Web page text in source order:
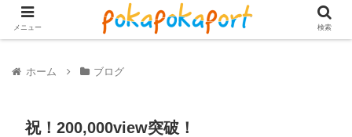
ホーム ブログ
祝！200,000view突破！
メニュー 検索